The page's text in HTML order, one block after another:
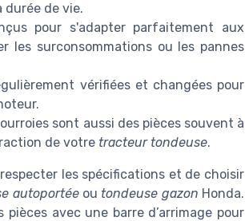
de vie.
pour s'adapter parfaitement aux
les surconsommations ou les pannes
vérifiées et changées pour
sont aussi des pièces souvent à
de votre tracteur tondeuse.
les spécifications et de choisir
autoportéeou tondeuse gazon Honda.
avec une barre d’arrimage pour